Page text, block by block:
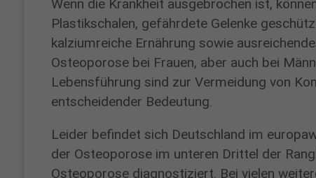
Wenn die Krankheit ausgebrochen ist,
Plastikschalen, gefährdete Gelenke
kalziumreiche Ernährung sowie
Osteoporose bei Frauen, aber auch bei
Lebensführung sind zur Vermeidung von
entscheidender Bedeutung.
Leider befindet sich Deutschland im
der Osteoporose im unteren Drittel der
Osteoporose diagnostiziert. Bei vielen